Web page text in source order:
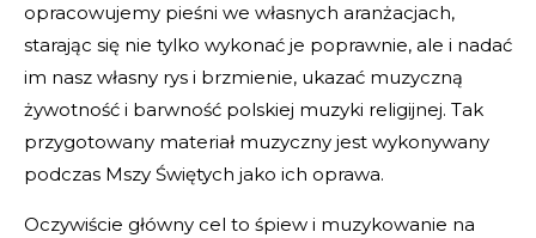
opracowujemy pieśni we własnych aranżacjach,
starając się nie tylko wykonać je poprawnie, ale i nadać
im nasz własny rys i brzmienie, ukazać muzyczną
żywotność i barwność polskiej muzyki religijnej. Tak
przygotowany materiał muzyczny jest wykonywany
podczas Mszy Świętych jako ich oprawa.
Oczywiście główny cel to śpiew i muzykowanie na